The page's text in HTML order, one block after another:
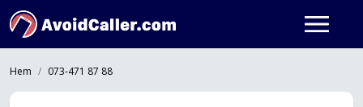
Hem 073-471 87 88